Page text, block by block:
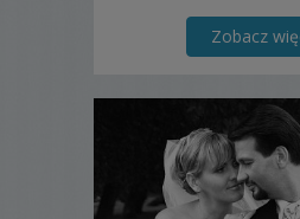
Działam na terenie całej
Zapraszam do
Zobacz